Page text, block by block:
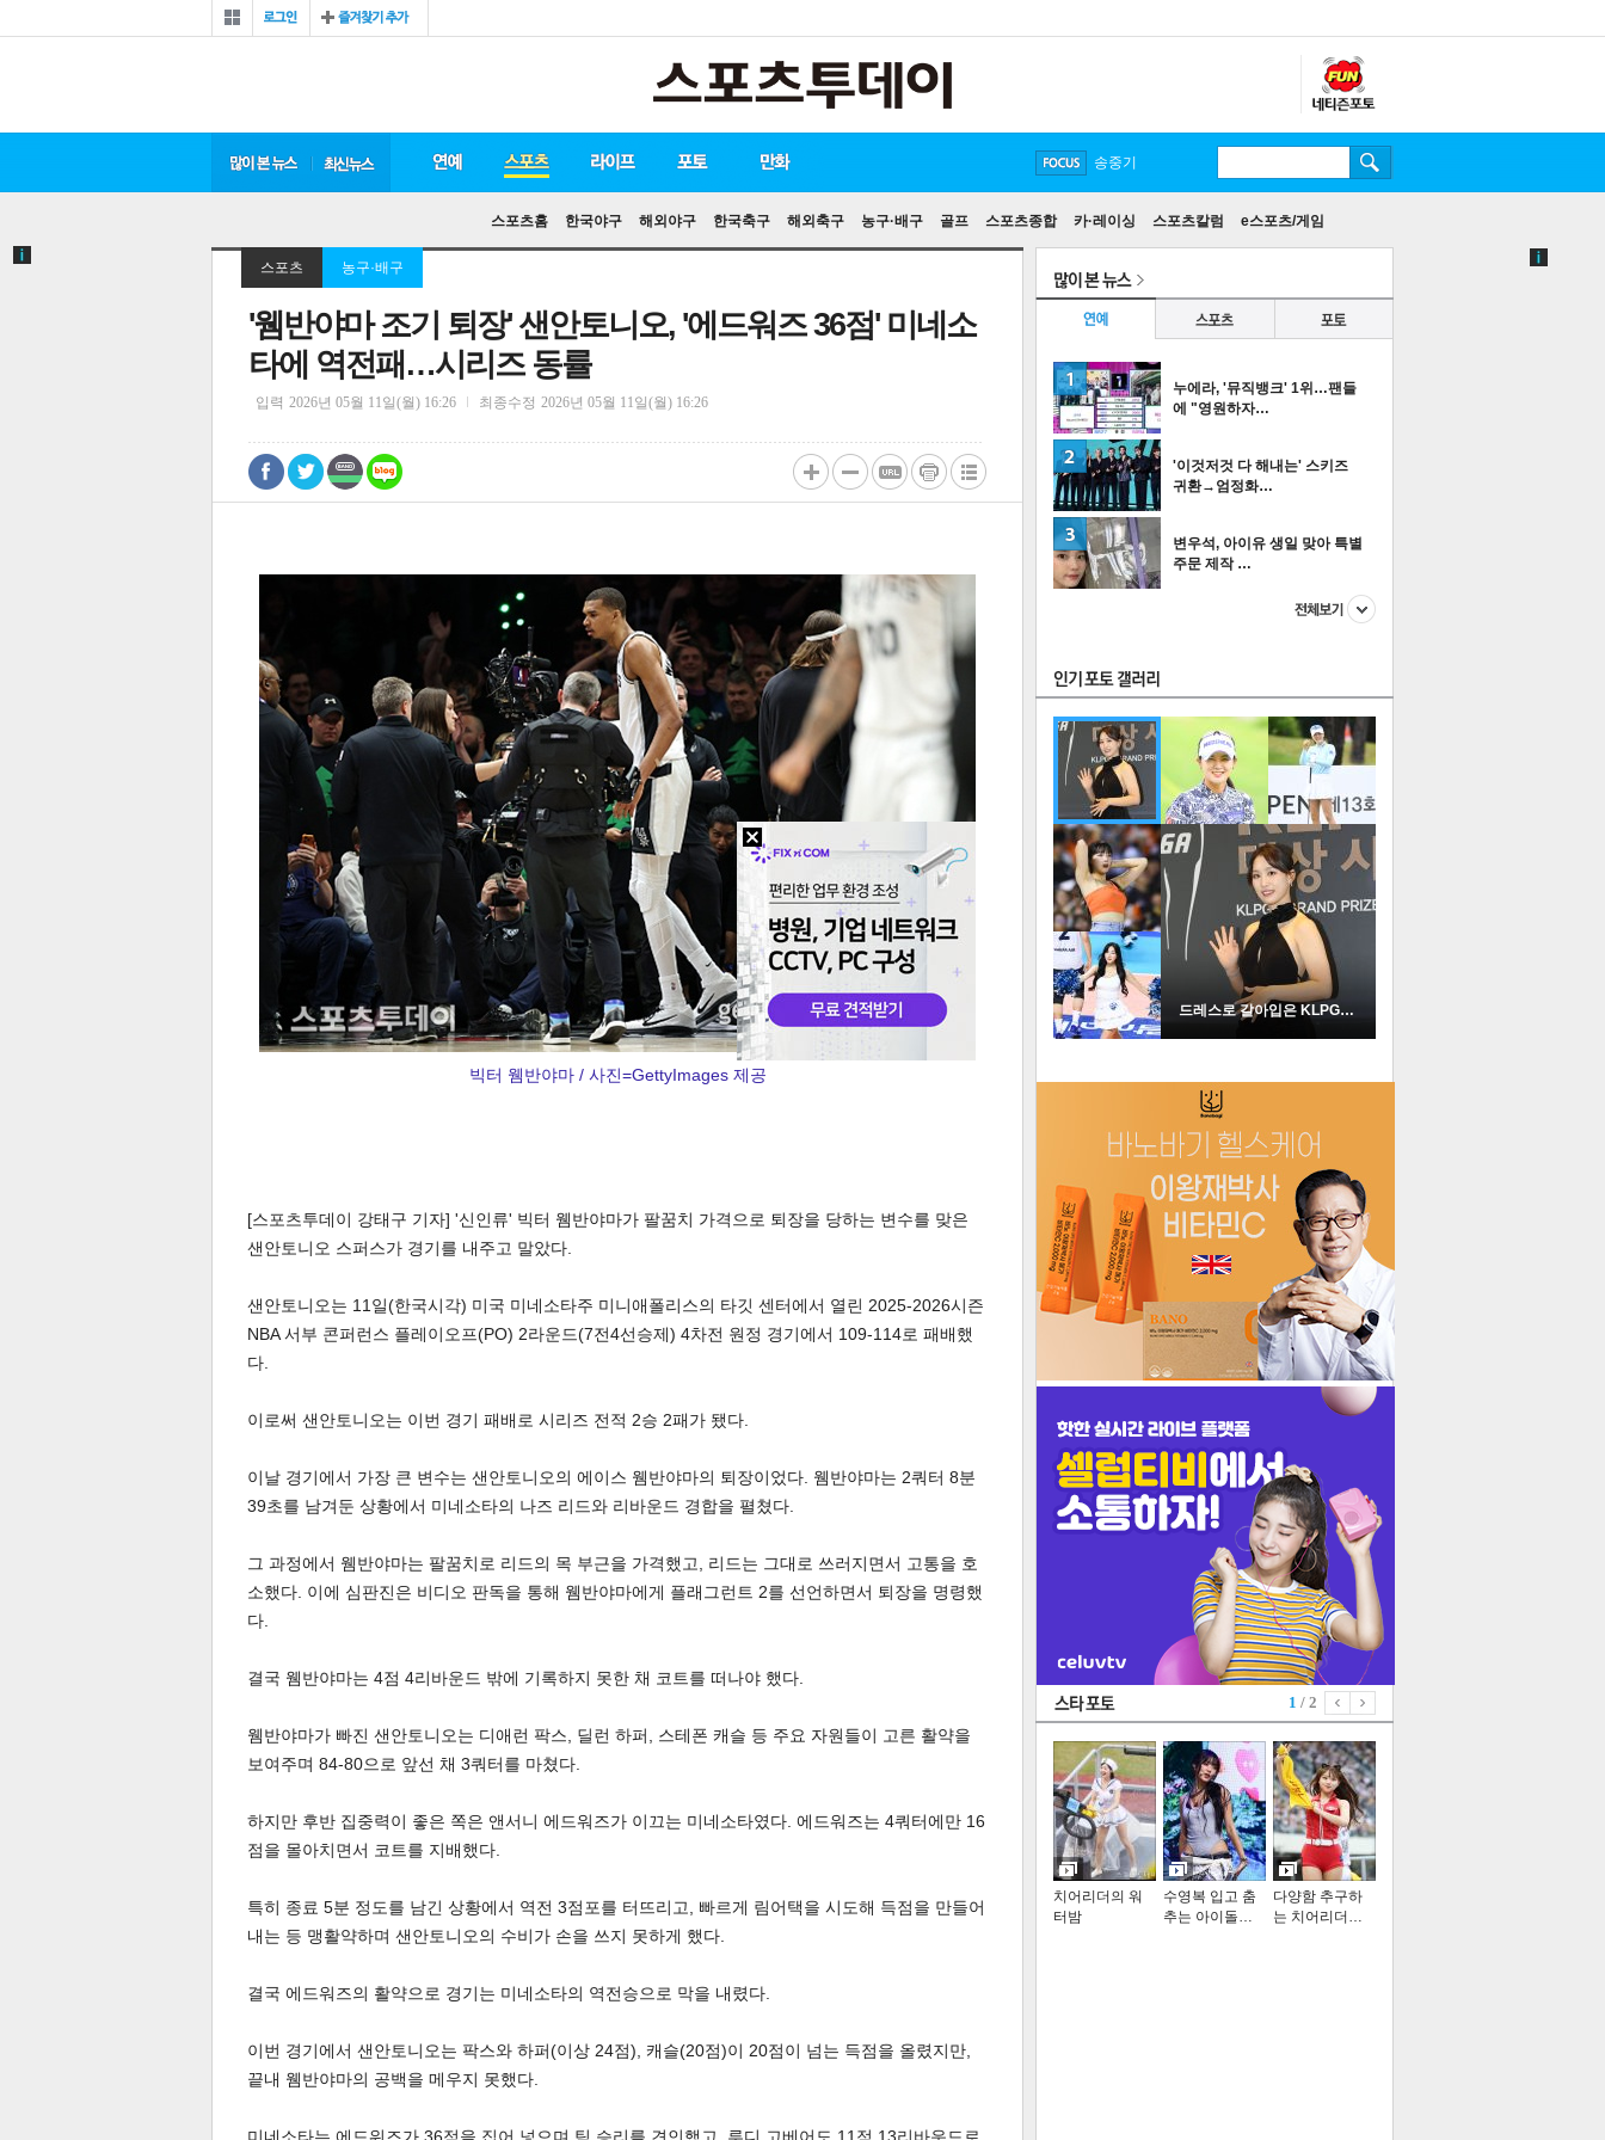
많이 본 뉴스 최신 뉴스 연예 스포츠
스포츠홈 한국야구 해외야구 한국축구 해외축구 농구·배구 골프 스포츠종합 카·레이싱 스포츠칼럼 e스포츠/게임
라이프 포토
만화
FOCUS
방탄소년단
손흥민
유아인
송중기
스포츠 농구·배구
'웸반야마 조기 퇴장' 샌안토니오, '에드워즈 36점' 미네소
타에 역전패…시리즈 동률
입력 2026년 05월 11일(월) 16:26 최종수정 2026년 05월 11일(월) 16:26
페이 트위 밴드 네이
댓글
0
url 복
빅터 웸반야마 / 사진=GettyImages 제공
[스포츠투데이 강태구 기자] '신인류' 빅터 웸반야마가 팔꿈치 가격으로 퇴장을 당하는 변수를 맞은
샌안토니오 스퍼스가 경기를 내주고 말았다.
샌안토니오는 11일(한국시각) 미국 미네소타주 미니애폴리스의 타깃 센터에서 열린 2025-2026시즌
NBA 서부 콘퍼런스 플레이오프(PO) 2라운드(7전4선승제) 4차전 원정 경기에서 109-114로 패배했
다.
이로써 샌안토니오는 이번 경기 패배로 시리즈 전적 2승 2패가 됐다.
이날 경기에서 가장 큰 변수는 샌안토니오의 에이스 웸반야마의 퇴장이었다. 웸반야마는 2쿼터 8분
39초를 남겨둔 상황에서 미네소타의 나즈 리드와 리바운드 경합을 펼쳤다.
그 과정에서 웸반야마는 팔꿈치로 리드의 목 부근을 가격했고, 리드는 그대로 쓰러지면서 고통을 호
소했다. 이에 심판진은 비디오 판독을 통해 웸반야마에게 플래그런트 2를 선언하면서 퇴장을 명령했
다.
결국 웸반야마는 4점 4리바운드 밖에 기록하지 못한 채 코트를 떠나야 했다.
웸반야마가 빠진 샌안토니오는 디애런 팍스, 딜런 하퍼, 스테폰 캐슬 등 주요 자원들이 고른 활약을
보여주며 84-80으로 앞선 채 3쿼터를 마쳤다.
하지만 후반 집중력이 좋은 쪽은 앤서니 에드워즈가 이끄는 미네소타였다. 에드워즈는 4쿼터에만 16
점을 몰아치면서 코트를 지배했다.
특히 종료 5분 정도를 남긴 상황에서 역전 3점포를 터뜨리고, 빠르게 림어택을 시도해 득점을 만들어
내는 등 맹활약하며 샌안토니오의 수비가 손을 쓰지 못하게 했다.
결국 에드워즈의 활약으로 경기는 미네소타의 역전승으로 막을 내렸다.
이번 경기에서 샌안토니오는 팍스와 하퍼(이상 24점), 캐슬(20점)이 20점이 넘는 득점을 올렸지만,
끝내 웸반야마의 공백을 메우지 못했다.
많이 본 뉴스
연예
스포츠 포토
누에라, '뮤직뱅크' 1위…팬들
에 "영원하자…
2
'이것저것 다 해내는' 스키즈
귀환→엄정화…
변우석, 아이유 생일 맞아 특별
주문 제작 …
더보기
인기포토
드레스로 갈아입은 KLPGA …
1 / 2
치어리더의 워
터밤
수영복 입고 춤
추는 아이돌…
다양함 추구하
는 치어리더…